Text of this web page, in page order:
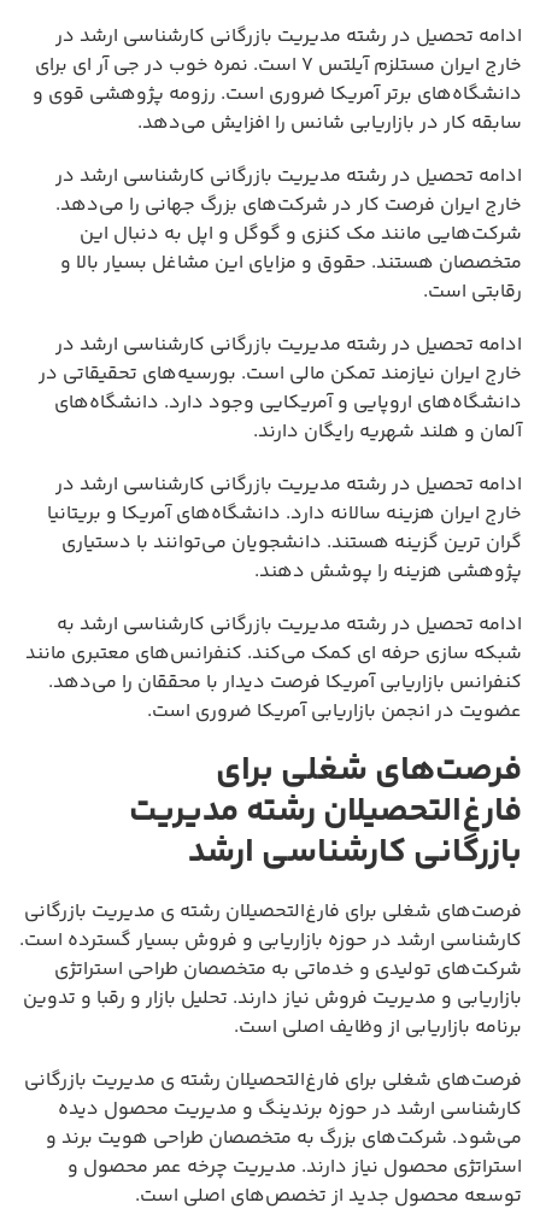
ادامه تحصیل در رشته مدیریت بازرگانی کارشناسی ارشد در
خارج ایران مستلزم آیلتس ۷ است. نمره خوب در جی آر ای برای
دانشگاه‌های برتر آمریکا ضروری است. رزومه پژوهشی قوی و
سابقه کار در بازاریابی شانس را افزایش می‌دهد.
ادامه تحصیل در رشته مدیریت بازرگانی کارشناسی ارشد در
خارج ایران فرصت کار در شرکت‌های بزرگ جهانی را می‌دهد.
شرکت‌هایی مانند مک کنزی و گوگل و اپل به دنبال این
متخصصان هستند. حقوق و مزایای این مشاغل بسیار بالا و
رقابتی است.
ادامه تحصیل در رشته مدیریت بازرگانی کارشناسی ارشد در
خارج ایران نیازمند تمکن مالی است. بورسیه‌های تحقیقاتی در
دانشگاه‌های اروپایی و آمریکایی وجود دارد. دانشگاه‌های
آلمان و هلند شهریه رایگان دارند.
ادامه تحصیل در رشته مدیریت بازرگانی کارشناسی ارشد در
خارج ایران هزینه سالانه دارد. دانشگاه‌های آمریکا و بریتانیا
گران ترین گزینه هستند. دانشجویان می‌توانند با دستیاری
پژوهشی هزینه را پوشش دهند.
ادامه تحصیل در رشته مدیریت بازرگانی کارشناسی ارشد به
شبکه سازی حرفه ای کمک می‌کند. کنفرانس‌های معتبری مانند
کنفرانس بازاریابی آمریکا فرصت دیدار با محققان را می‌دهد.
عضویت در انجمن بازاریابی آمریکا ضروری است.
فرصت‌های شغلی برای
فارغ‌التحصیلان رشته مدیریت
بازرگانی کارشناسی ارشد
فرصت‌های شغلی برای فارغ‌التحصیلان رشته ی مدیریت بازرگانی
کارشناسی ارشد در حوزه بازاریابی و فروش بسیار گسترده است.
شرکت‌های تولیدی و خدماتی به متخصصان طراحی استراتژی
بازاریابی و مدیریت فروش نیاز دارند. تحلیل بازار و رقبا و تدوین
برنامه بازاریابی از وظایف اصلی است.
فرصت‌های شغلی برای فارغ‌التحصیلان رشته ی مدیریت بازرگانی
کارشناسی ارشد در حوزه برندینگ و مدیریت محصول دیده
می‌شود. شرکت‌های بزرگ به متخصصان طراحی هویت برند و
استراتژی محصول نیاز دارند. مدیریت چرخه عمر محصول و
توسعه محصول جدید از تخصص‌های اصلی است.